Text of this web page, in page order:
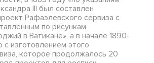
III был составлен
Рафаэлевского сервиза с
по рисункам
в Ватикане», а в начале 1890-
с изготовлением этого
которое продолжалось 20